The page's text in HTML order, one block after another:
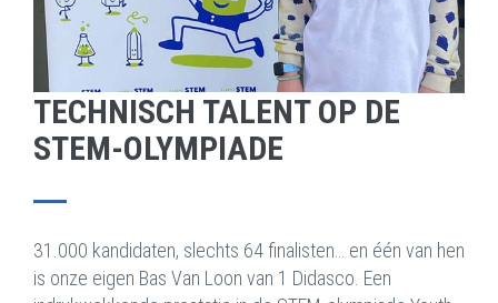
TECHNISCH TALENT OP DE
STEM-OLYMPIADE
31.000 kandidaten, slechts 64 finalisten… en één van hen
is onze eigen Bas Van Loon van 1 Didasco. Een